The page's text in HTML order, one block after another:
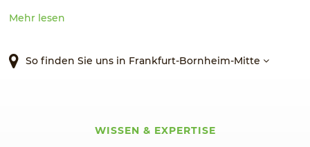
Mehr lesen
So finden Sie uns in Frankfurt-Bornheim-Mitte
WISSEN & EXPERTISE